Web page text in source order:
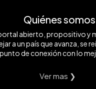
Quiénes somos
abierto, propositivo y
a un país que avanza, se
de conexión con lo
Ver mas ❯